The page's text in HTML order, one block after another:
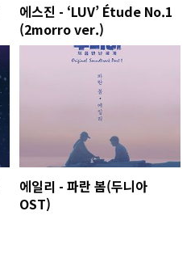
에스진 - ‘LUV’ Étude No.1
(2morro ver.)
에일리 - 파란 봄(두니아
OST)